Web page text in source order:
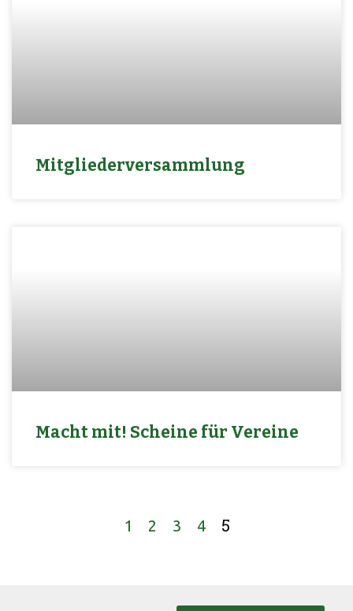
Mitgliederversammlung
Macht mit! Scheine für Vereine
1 2 3 4 5